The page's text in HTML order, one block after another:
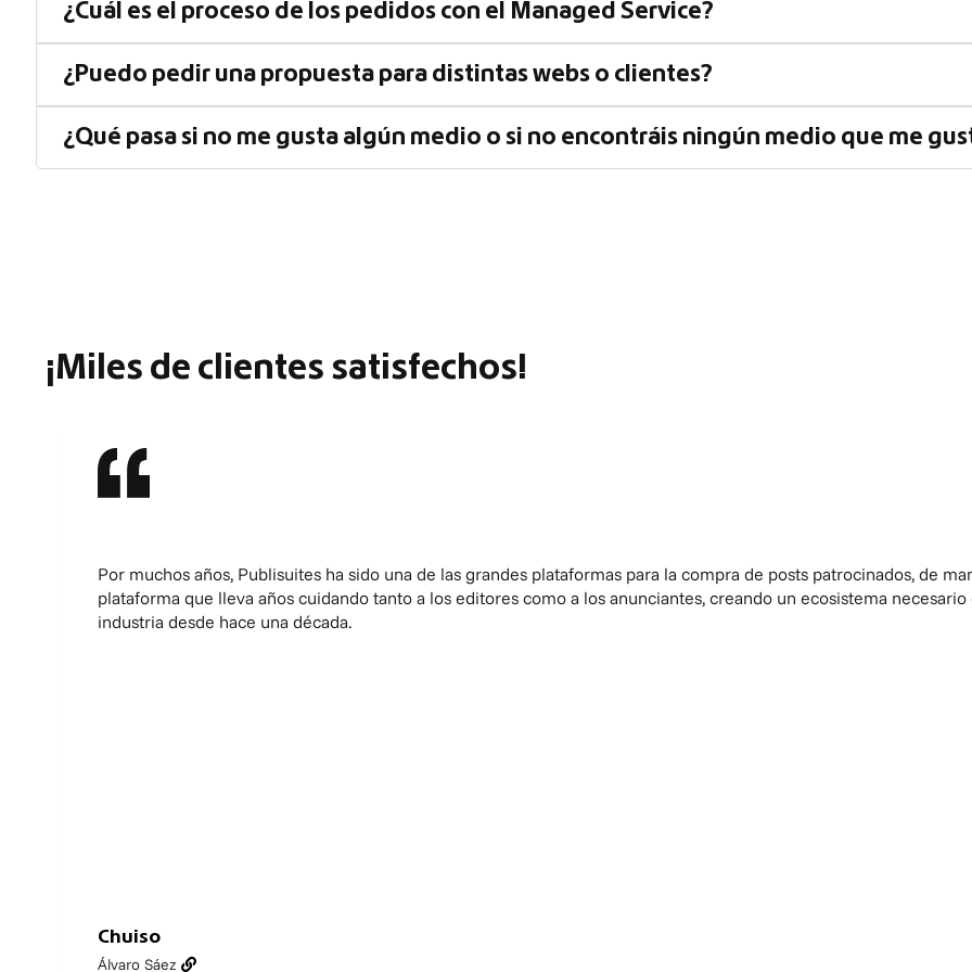
¿Cuál es el proceso de los pedidos con el Managed Service?
¿Puedo pedir una propuesta para distintas webs o clientes?
¿Qué pasa si no me gusta algún medio o si no encontráis ningún medio que me
¡Miles de clientes satisfechos!
Por muchos años, Publisuites ha sido una de las grandes plataformas para la compra de posts patrocinados, de
plataforma que lleva años cuidando tanto a los editores como a los anunciantes, creando un ecosistema
industria desde hace una década.
Chuiso
Álvaro Sáez